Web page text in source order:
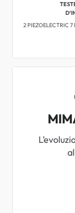
2 PIEZOELECTRIC 7